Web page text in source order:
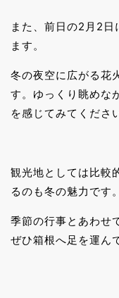
また、前日の2月2日
ます。
冬の夜空に広がる花
す。ゆっくり眺めな
を感じてみてくださ
観光地としては比較
るのも冬の魅力です。
季節の行事とあわせ
ぜひ箱根へ足を運ん